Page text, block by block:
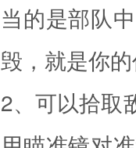
当的是部队
毁，就是你
2、可以拾取